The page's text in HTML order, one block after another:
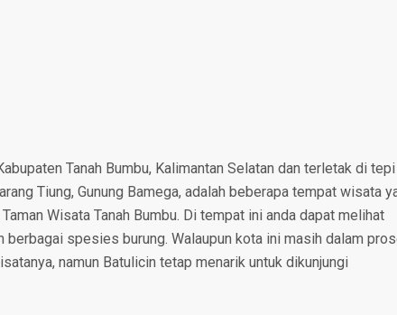
Tanah Bumbu, Kalimantan Selatan dan terletak di tepi
Tiung, Gunung Bamega, adalah beberapa tempat wisata
Wisata Tanah Bumbu. Di tempat ini anda dapat melihat
berbagai spesies burung. Walaupun kota ini masih dalam
namun Batulicin tetap menarik untuk dikunjungi